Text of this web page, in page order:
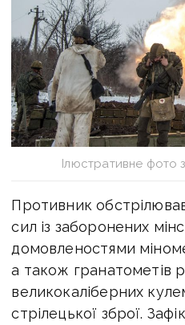
Ілюстративне фото
Противник
сил із заборонених
домовленостями
а також гранатометів
великокаліберних
стрілецької зброї.